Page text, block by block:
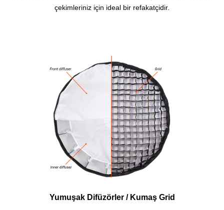
çekimleriniz için ideal bir refakatçidir.
Yumuşak Difüzörler / Kumaş Grid